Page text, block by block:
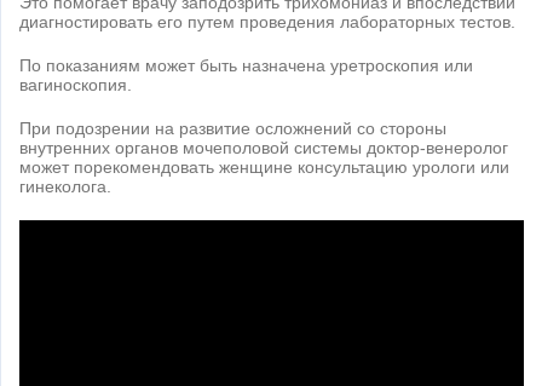
диагностировать его путем проведения лабораторных тестов.
По показаниям может быть назначена уретроскопия или
вагиноскопия.
При подозрении на развитие осложнений со стороны
внутренних органов мочеполовой системы доктор-венеролог
может порекомендовать женщине консультацию урологи или
гинеколога.